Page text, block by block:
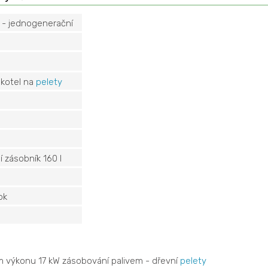
jednogenerační
na pelety
zásobník 160 l
17 kW zásobování palivem - dřevní pelety